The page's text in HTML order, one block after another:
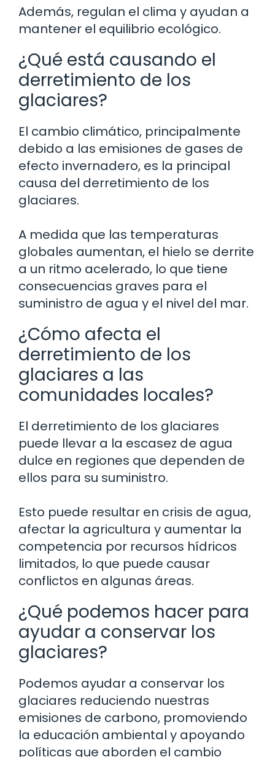
Además, regulan el clima y ayudan a
mantener el equilibrio ecológico.
¿Qué está causando el
derretimiento de los
glaciares?
El cambio climático, principalmente
debido a las emisiones de gases de
efecto invernadero, es la principal
causa del derretimiento de los
glaciares.
A medida que las temperaturas
globales aumentan, el hielo se derrite
a un ritmo acelerado, lo que tiene
consecuencias graves para el
suministro de agua y el nivel del mar.
¿Cómo afecta el
derretimiento de los
glaciares a las
comunidades locales?
El derretimiento de los glaciares
puede llevar a la escasez de agua
dulce en regiones que dependen de
ellos para su suministro.
Esto puede resultar en crisis de agua,
afectar la agricultura y aumentar la
competencia por recursos hídricos
limitados, lo que puede causar
conflictos en algunas áreas.
¿Qué podemos hacer para
ayudar a conservar los
glaciares?
Podemos ayudar a conservar los
glaciares reduciendo nuestras
emisiones de carbono, promoviendo
la educación ambiental y apoyando
políticas que aborden el cambio